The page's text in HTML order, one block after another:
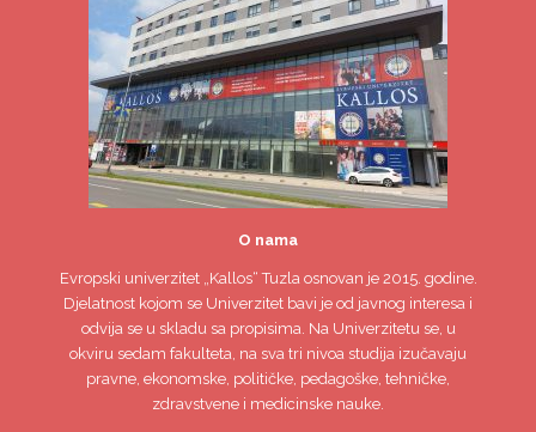
O nama
Evropski univerzitet„Kallos“ Tuzla osnovan je 2015. godine.
Djelatnost kojom se Univerzitet bavi je od javnog interesa i
odvija se u skladu sa propisima. Na Univerzitetu se, u
okviru sedam fakulteta, na sva tri nivoa studija izučavaju
pravne, ekonomske, političke, pedagoške, tehničke,
zdravstvene i medicinske nauke.